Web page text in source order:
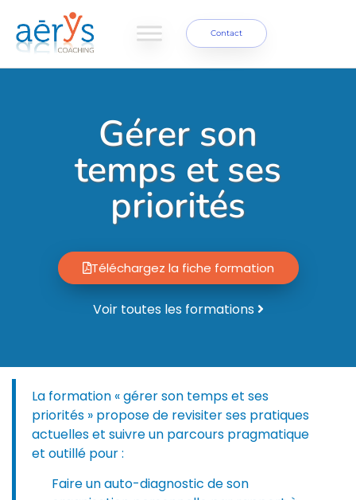
Contact
Gérer son
temps et ses
priorités
Téléchargez la fiche formation
Voir toutes les formations
La formation « gérer son temps et ses
priorités » propose de revisiter ses pratiques
actuelles et suivre un parcours pragmatique
et outillé pour :
Faire un auto-diagnostic de son